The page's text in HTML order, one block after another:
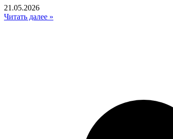
21.05.2026
Читать далее »